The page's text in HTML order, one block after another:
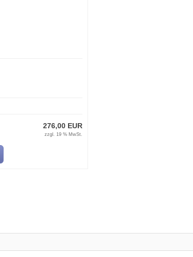
276,00 EUR
zzgl. 19 % MwSt.